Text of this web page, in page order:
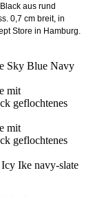
aus rund
0,7 cm breit, in
Store in Hamburg.